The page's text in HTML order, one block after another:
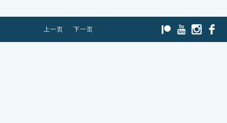
上一页 下一页 YOUTUBE
PATREON